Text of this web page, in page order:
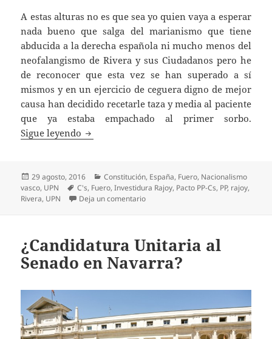
A estas alturas no es que sea yo quien vaya a esperar
nada bueno que salga del marianismo que tiene
abducida a la derecha española ni mucho menos del
neofalangismo de Rivera y sus Ciudadanos pero he
de reconocer que esta vez se han superado a sí
mismos y en un ejercicio de ceguera digno de mejor
causa han decidido recetarle taza y media al paciente
que ya estaba empachado al primer sorbo.
Sigue leyendo Mariano Gamazo y German Rivera… ¿Un
Publicado
el
29 agosto, 2016 Categorías
Constitución, España, Fuero, Nacionalismo
vasco, UPN Etiquetas
C's, Fuero,Investidura Rajoy, Pacto PP-Cs, PP, rajoy,
Rivera, UPN Deja un comentarioen Mariano Gamazo y German
¿Candidatura Unitaria al
Senado en Navarra?